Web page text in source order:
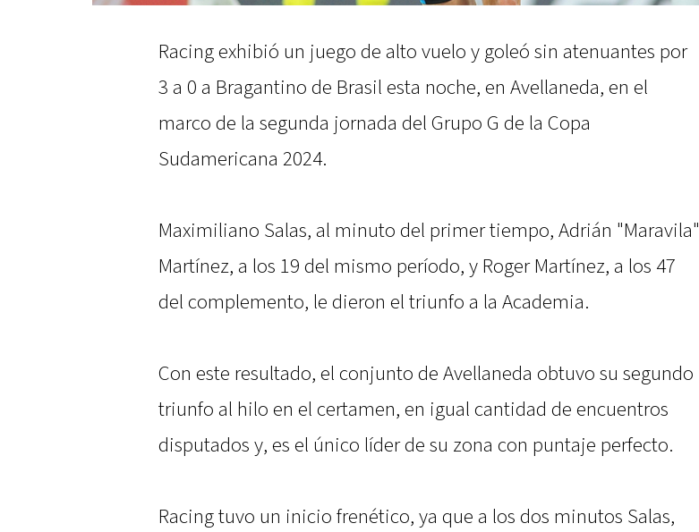
Racing exhibió un juego de alto vuelo y goleó sin atenuantes por
3 a 0 a Bragantino de Brasil esta noche, en Avellaneda, en el
marco de la segunda jornada del Grupo G de la Copa
Sudamericana 2024.
Maximiliano Salas, al minuto del primer tiempo, Adrián "Maravila"
Martínez, a los 19 del mismo período, y Roger Martínez, a los 47
del complemento, le dieron el triunfo a la Academia.
Con este resultado, el conjunto de Avellaneda obtuvo su segundo
triunfo al hilo en el certamen, en igual cantidad de encuentros
disputados y, es el único líder de su zona con puntaje perfecto.
Racing tuvo un inicio frenético, ya que a los dos minutos Salas,